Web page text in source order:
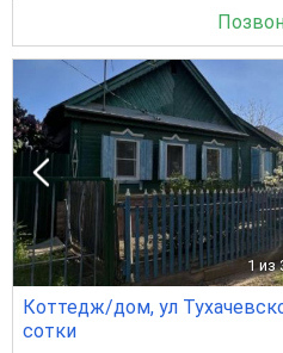
1 из
Коттедж/дом, ул
сотки